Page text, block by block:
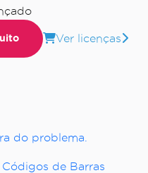
Ver licenças
do problema.
de Barras